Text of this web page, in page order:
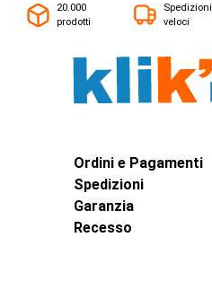
20.000
prodotti
Spedizioni
veloci
Ordini e Pagamenti
Spedizioni
Garanzia
Recesso